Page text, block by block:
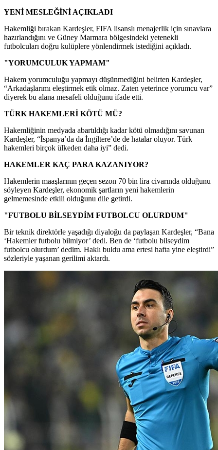
YENİ MESLEĞİNİ AÇIKLADI
Hakemliği bırakan Kardeşler, FIFA lisanslı menajerlik için sınavlara
hazırlandığını ve Güney Marmara bölgesindeki yetenekli
futbolcuları doğru kulüplere yönlendirmek istediğini açıkladı.
"YORUMCULUK YAPMAM"
Hakem yorumculuğu yapmayı düşünmediğini belirten Kardeşler,
“Arkadaşlarımı eleştirmek etik olmaz. Zaten yeterince yorumcu var”
diyerek bu alana mesafeli olduğunu ifade etti.
TÜRK HAKEMLERİ KÖTÜ MÜ?
Hakemliğinin medyada abartıldığı kadar kötü olmadığını savunan
Kardeşler, “İspanya’da da İngiltere’de de hatalar oluyor. Türk
hakemleri birçok ülkeden daha iyi” dedi.
HAKEMLER KAÇ PARA KAZANIYOR?
Hakemlerin maaşlarının geçen sezon 70 bin lira civarında olduğunu
söyleyen Kardeşler, ekonomik şartların yeni hakemlerin
gelmemesinde etkili olduğunu dile getirdi.
"FUTBOLU BİLSEYDİM FUTBOLCU OLURDUM"
Bir teknik direktörle yaşadığı diyaloğu da paylaşan Kardeşler, “Bana
‘Hakemler futbolu bilmiyor’ dedi. Ben de ‘futbolu bilseydim
futbolcu olurdum’ dedim. Haklı buldu ama ertesi hafta yine eleştirdi”
sözleriyle yaşanan gerilimi aktardı.